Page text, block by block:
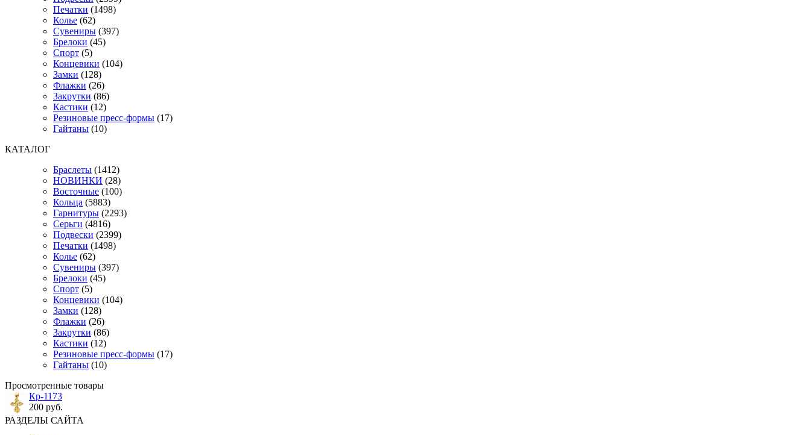
Печатки (1498)
Колье (62)
Сувениры (397)
Брелоки (45)
Спорт (5)
Концевики (104)
Замки (128)
Флажки (26)
Закрутки (86)
Кастики (12)
Резиновые пресс-формы (17)
Гайтаны (10)
КАТАЛОГ
Браслеты (1412)
НОВИНКИ (28)
Восточные (100)
Кольца (5883)
Гарнитуры (2293)
Серьги (4816)
Подвески (2399)
Печатки (1498)
Колье (62)
Сувениры (397)
Брелоки (45)
Спорт (5)
Концевики (104)
Замки (128)
Флажки (26)
Закрутки (86)
Кастики (12)
Резиновые пресс-формы (17)
Гайтаны (10)
Просмотренные товары
Кр-1173
200 руб.
РАЗДЕЛЫ САЙТА